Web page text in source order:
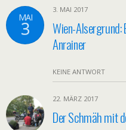
MAI
3
3. MAI 2017
Wien-Alsergrund:
Anrainer
KEINE ANTWORT
22. MÄRZ 2017
Der Schmäh mit